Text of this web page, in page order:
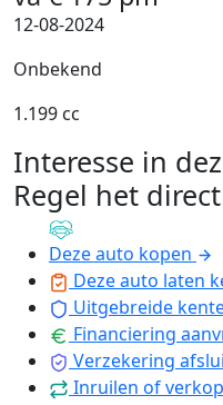
12-08-2024
Onbekend
1.199 cc
Interesse in
Regel het direct
Deze auto kopen
Deze auto laten
Uitgebreide
Financiering
Verzekering
Inruilen of